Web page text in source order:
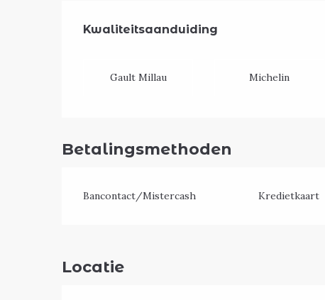
Kwaliteitsaanduiding
Kwaliteitsaanduiding
Gault Millau Michelin
Betalingsmethoden
Bancontact/Mistercash Kredietkaart
Locatie